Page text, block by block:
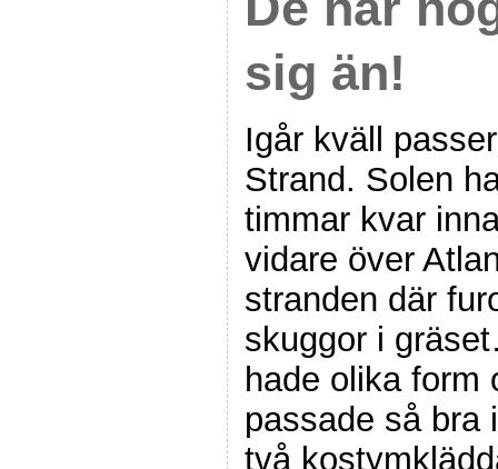
sig än!
Igår kväll
Strand. Solen
timmar kvar
vidare över
stranden där
skuggor i
hade olika form
passade så bra
två